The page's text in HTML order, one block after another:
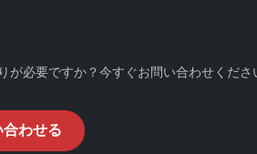
が必要ですか？今すぐお問い合わせくださ
わせる